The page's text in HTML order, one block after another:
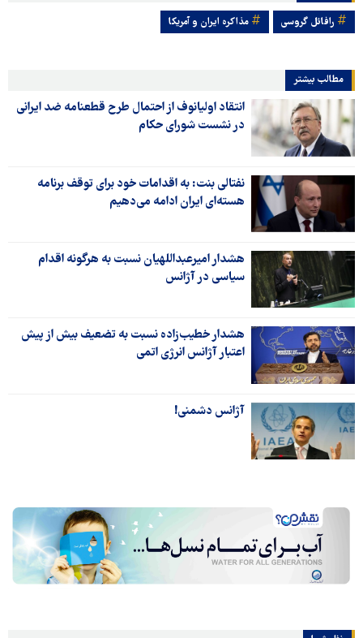
رافائل گروسی مذاکره ایران و آمریکا
مطالب بیشتر
انتقاد اولیانوف از احتمال طرح قطعنامه ضد ایرانی
در نشست شورای حکام
نفتالی بنت: به اقدامات خود برای توقف برنامه
هسته‌ای ایران ادامه می‌دهیم
هشدار امیرعبداللهیان نسبت به هرگونه اقدام
سیاسی در آژانس
هشدار خطیب‌زاده نسبت به تضعیف بیش از پیش
اعتبار آژانس انرژی اتمی
آژانس دشمنی‌!